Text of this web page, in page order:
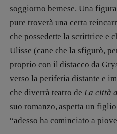
soggiorno bernese. Una
pure troverà una certa
che possedette la scrittrice e
Ulisse (cane che la sfigurò,
proprio con il distacco da
verso la periferia distante e
che diverrà teatro de La città
suo romanzo, aspetta un
“adesso ha cominciato a